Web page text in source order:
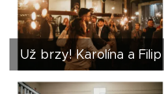
Už brzy! Karolína a Filip